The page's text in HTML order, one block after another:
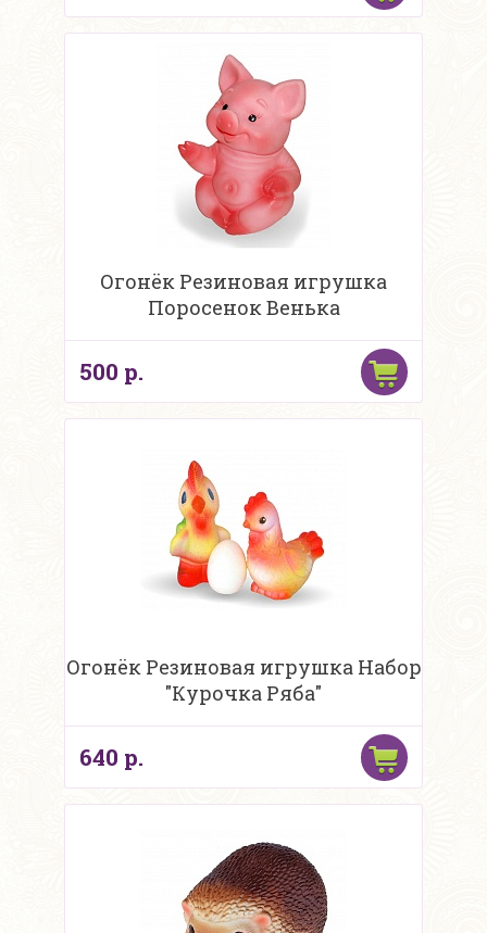
Огонёк Резиновая игрушка
Поросенок Венька
500 р.
Огонёк Резиновая игрушка Набор
"Курочка Ряба"
640 р.